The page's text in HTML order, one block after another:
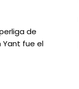
de
Yant fue el